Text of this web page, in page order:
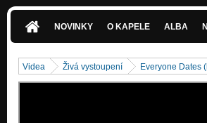
Hard To Feel
I Lost My Face
NOVINKY O KAPELE ALBA
Videa Živá vystoupení Everyone Dates